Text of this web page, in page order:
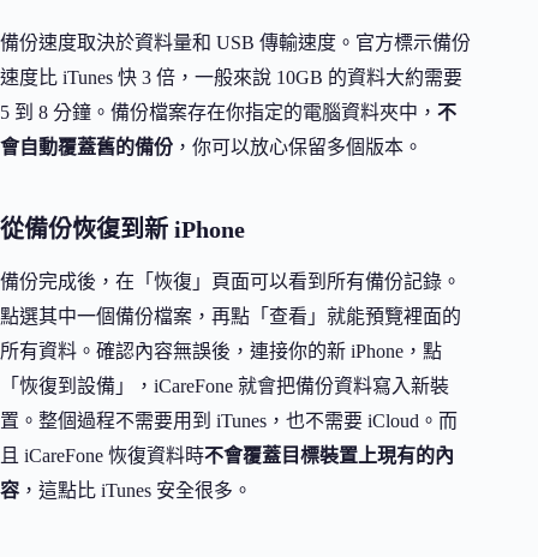
備份速度取決於資料量和 USB 傳輸速度。官方標示備份
速度比 iTunes 快 3 倍，一般來說 10GB 的資料大約需要
5 到 8 分鐘。備份檔案存在你指定的電腦資料夾中， 不
會自動覆蓋舊的備份 ，你可以放心保留多個版本。
從備份恢復到新 iPhone
備份完成後，在「恢復」頁面可以看到所有備份記錄。
點選其中一個備份檔案，再點「查看」就能預覽裡面的
所有資料。確認內容無誤後，連接你的新 iPhone，點
「恢復到設備」，iCareFone 就會把備份資料寫入新裝
置。整個過程不需要用到 iTunes，也不需要 iCloud。而
且 iCareFone 恢復資料時不會覆蓋目標裝置上現有的內
容 ，這點比 iTunes 安全很多。